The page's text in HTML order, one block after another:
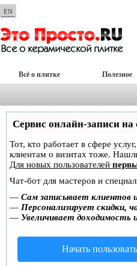
EN
Всё о плитке Полезное
Сервис онлайн-записи на
Тот, кто работает в сфере
клиентам о визитах тоже.
Для новых пользователей
Чат-бот для мастеров и
— Сам записывает клиентов
— Персонализирует скидки,
— Увеличивает
Начать